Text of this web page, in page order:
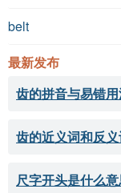
belt
最新发布
齿的拼音与易错
齿的近义词和反
尺字开头是什么